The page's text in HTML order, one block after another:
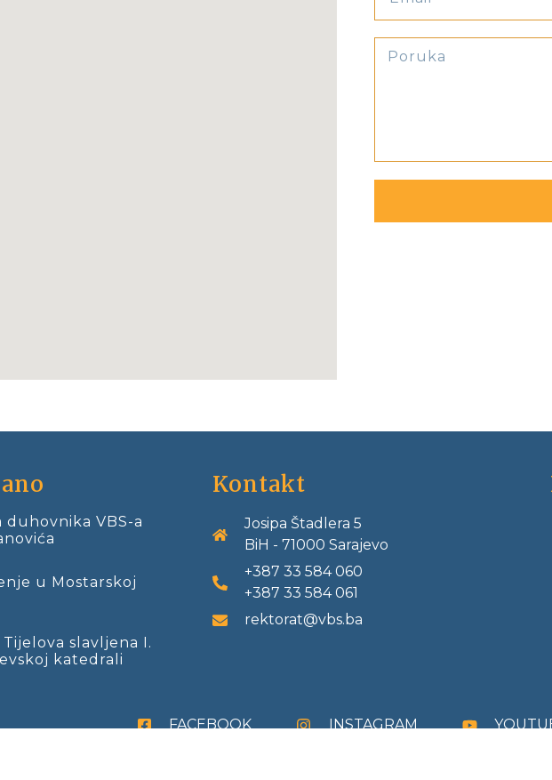
duhovnika VBS-a
u Mostarskoj
slavljena I.
katedrali
Kontakt
Josipa Štadlera 5
BiH - 71000 Sarajevo
+387 33 584 060
+387 33 584 061
rektorat@vbs.ba
FACEBOOK INSTAGRAM